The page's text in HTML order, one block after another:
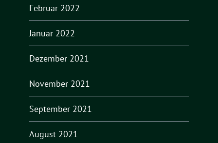
Februar 2022
Januar 2022
Dezember 2021
November 2021
September 2021
August 2021